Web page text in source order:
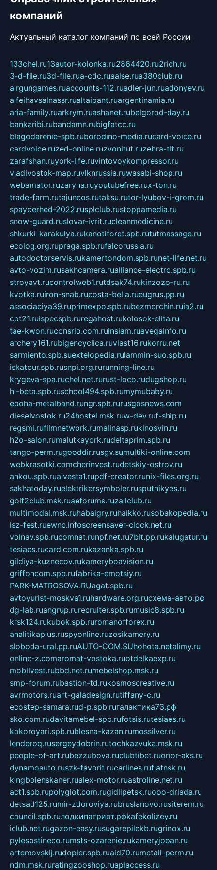
компаний
Актуальный каталог компаний по всей России
133chel.ru13autor-kolonka.ru2864420.ru2rich.ru
3-d-file.ru3d-file.rua-cdc.ruaalse.rua380club.ru
airgungames.ruaccounts-112.ruadler-jun.ruadonyev.ru
alfeihavsalnassr.rualtaipant.ruargentinamia.ru
aria-family.ruarkrym.ruashanet.rubelgorod-day.ru
bankaribi.rubandamn.rubigfatcc.ru
blagodarenie-spb.ruborodino-media.rucard-voice.ru
cardvoice.ruzed-online.ruzvonitut.ruzebra-tlt.ru
zarafshan.ruyork-life.ruvintovoykompressor.ru
vladivostok-map.ruvlknrussia.ruwasabi-shop.ru
webamator.ruzaryna.ruyoutubefree.rux-ton.ru
trade-farm.rutajuncos.rutaksu.rutor-lyubov-i-grom.ru
spayderhed-2022.rusplclub.rustoppamedia.ru
snow-guard.ruslovar-ivrit.rucleanmedicine.ru
shkurki-karakulya.rukanotiforet.spb.rututmassage.ru
ecolog.org.rupraga.spb.rufalcorussia.ru
autodoctorservis.rukamertondom.spb.runet-life.net.ru
avto-vozim.rusakhcamera.rualliance-electro.spb.ru
stroyavt.rucontrolweb1.rutdsak74.rukinzozo-ru.ru
kvotka.ruiron-snab.rucosta-bella.rueugrus.pp.ru
associaciya39.ruprimexpo.spb.rubezmorchin.ruia2.ru
cpt21.ruispecspb.ruregahost.rukolosok-elita.ru
tae-kwon.ruconsrio.com.ruinsiam.ruavegainfo.ru
archery161.rubigencyclica.ruvlast16.rukorru.net
sarmiento.spb.suextelopedia.rulammin-suo.spb.ru
iskatour.spb.rusnpi.org.rurunning-line.ru
krygeva-spa.ruchel.net.rurust-loco.rudugshop.ru
hl-beta.spb.ruschool494.spb.rumymubaby.ru
epoha-metalband.rungr.spb.rurusgosnews.com
dieselvostok.ru24hostel.msk.ruw-dev.ruf-ship.ru
regsmi.rufilmnetwork.rumalinasp.rukinosvin.ru
h2o-salon.rumalutkayork.rudeltaprim.spb.ru
tango-perm.rugooddir.rusgv.sumultiki-online.com
webkrasotki.comcherinvest.rudetskiy-ostrov.ru
ankou.spb.rualvesta1.rupdf-creator.runix-files.org.ru
sakhatoday.ruelektrikersymboler.rusputnikyes.ru
golf2club.msk.ruaeforums.ruzallclub.ru
multimodal.msk.ruhabaigry.ruhaikko.rusobakopedia.ru
isz-fest.ruewnc.infoscreensaver-clock.net.ru
volnav.spb.rucomnat.runpf.net.ru7bit.pp.rukalugatur.ru
tesiaes.rucard.com.rukazanka.spb.ru
gildiya-kuznecov.rukameryboavision.ru
griffoncom.spb.rufabrika-emotsiy.ru
PARK-MATROSOVA.RUagat.spb.ru
avtoyurist-moskva1.ruhardware.org.ruсхема-авто.рф
dg-lab.ruangrup.rurecruiter.spb.rumusic8.spb.ru
krsk124.rukubok.spb.ruromanofforex.ru
analitikaplus.ruspyonline.ruzosikamery.ru
sloboda-ural.pp.ruAUTO-COM.SUhohota.netalimy.ru
online-z.comaromat-vostoka.ruotdelkaexp.ru
mobilvest.rubbd.net.rumebelshop.msk.ru
smp-forum.rubastion-td.rukosmoscreative.ru
avrmotors.ruart-galadesign.rutiffany-c.ru
ecostep-samara.rud-p.spb.ruгалактика73.рф
sko.com.rudavitamebel-spb.rufotsis.rutesiaes.ru
kokoroyari.spb.rublesna-kazan.rumossilver.ru
lenderoq.rusergeydobrin.rutochkazvuka.msk.ru
people-of-art.rubezzubova.ruclubtibet.ruorior-aks.ru
dynamoauto.ruszk-favorit.rucarlines.ruflatnsk.ru
kingbolenskaner.rualex-motor.ruastroline.net.ru
act1.spb.rupolyglot.com.rugidlipetsk.ruooo-driada.ru
detsad125.rumir-zdoroviya.rubruslanovo.rusiterem.ru
council.spb.ruлодкипатриот.рфkafekolizey.ru
iclub.net.rugazon-easy.rusugarepilekb.rugrinox.ru
pylesostineco.rumsts-ozarenie.rukameryjooan.ru
artemovskij.rudopler.spb.ruaid70.rumetall-perm.ru
ndm.msk.ruratingzooshop.ruapiaccess.ru